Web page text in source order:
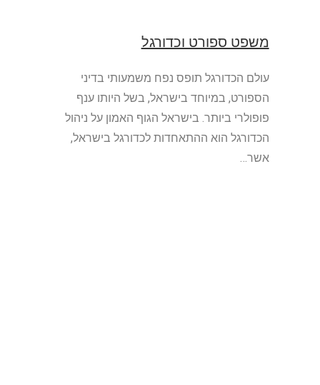
משפט ספורט וכדורגל
עולם הכדורגל תופס נפח משמעותי בדיני
הספורט, במיוחד בישראל, בשל היותו ענף
פופולרי ביותר. בישראל הגוף האמון על ניהול
הכדורגל הוא ההתאחדות לכדורגל בישראל,
אשר…